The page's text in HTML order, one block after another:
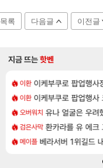
목록 다음글 이전글
지금 뜨는핫벤
이환 이케부쿠로 팝업행사
이환 이케부쿠로 팝업행사
오버워치 유나 얼굴은 우려
검은사막 환카라를 유 에크
메이플 베라서버 1위길드 내
아스오라 카가미하라 하루
비스트 모든 요리/작물 책 획
차벤 아반테 2.0 자연흡기?
섭컬겜 무한대 아난타 유출
PV 라스트 에포크 시즌5